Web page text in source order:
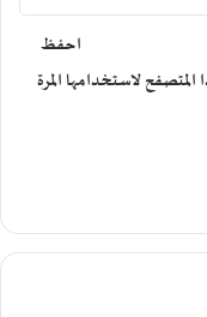
احفظ
المتصفح لاستخدامها المرة